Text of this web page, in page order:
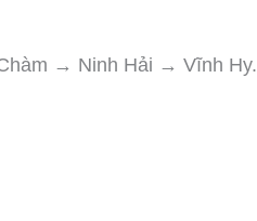
→ Ninh Hải → Vĩnh Hy.